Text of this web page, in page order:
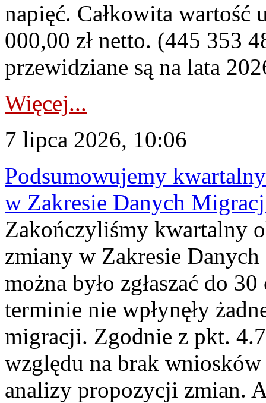
napięć. Całkowita
000,00 zł netto. (445 353
przewidziane są na lata
Więcej...
7 lipca 2026, 10:06
Podsumowujemy
w Zakresie Danych
Zakończyliśmy kwartalny
zmiany w Zakresie
można było zgłaszać do
terminie nie wpłynęły
migracji. Zgodnie z pkt.
względu na brak
analizy propozycji zmian.